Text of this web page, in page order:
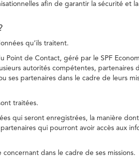
afin de garantir la sécurité et la
qu’ils traitent.
Point de Contact, géré par le SPF
autorités compétentes, partenaires
ses partenaires dans le cadre de leurs
traitées.
qui seront enregistrées, la manière
qui pourront avoir accès aux
dans le cadre de ses missions.